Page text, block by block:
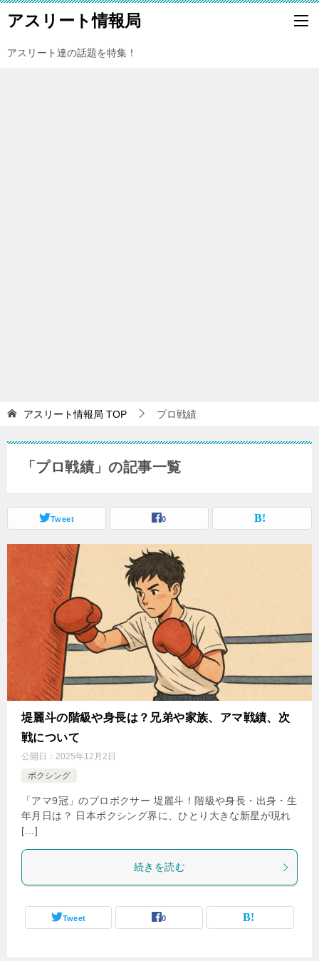
アスリート情報局
アスリート達の話題を特集！
アスリート情報局 TOP プロ戦績
「プロ戦績」の記事一覧
Tweet 0
堤麗斗の階級や身長は？兄弟や家族、アマ戦績、次
戦について
公開日： 2025年12月2日
ボクシング
「アマ9冠」のプロボクサー 堤麗斗！階級や身長・出身・生
年月日は？ 日本ボクシング界に、ひとり大きな新星が現れ
[…]
続きを読む
Tweet 0